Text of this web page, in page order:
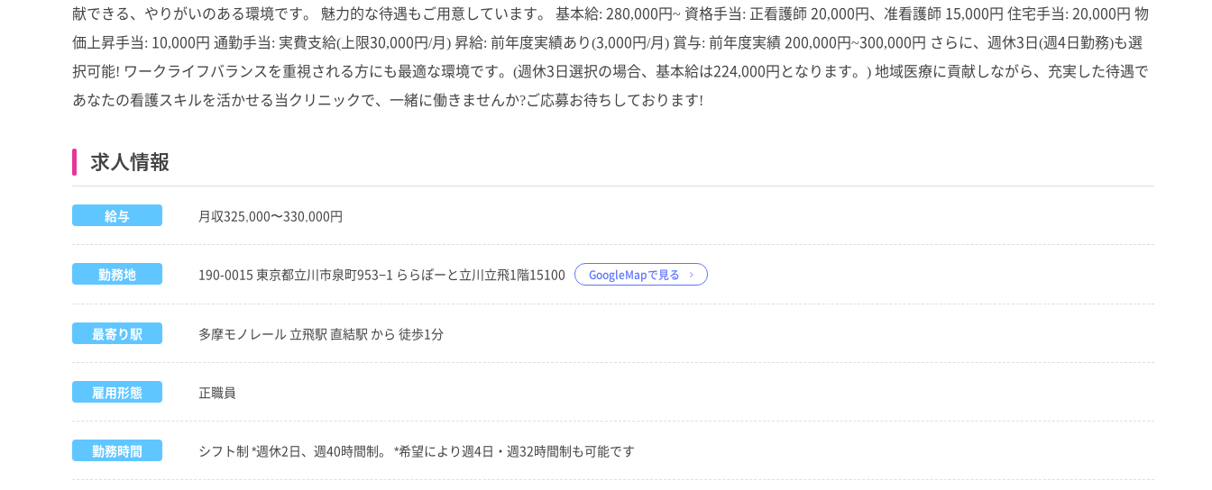
献できる、やりがいのある環境です。 魅力的な待遇もご用意しています。 基本給: 280,000円~ 資格手当: 正看護師 20,000円、准看護師 15,000円 住宅手当: 20,000円 物
価上昇手当: 10,000円 通勤手当: 実費支給(上限30,000円/月) 昇給: 前年度実績あり(3,000円/月) 賞与: 前年度実績 200,000円~300,000円 さらに、週休3日(週4日勤務)も選
択可能! ワークライフバランスを重視される方にも最適な環境です。(週休3日選択の場合、基本給は224,000円となります。) 地域医療に貢献しながら、充実した待遇で
あなたの看護スキルを活かせる当クリニックで、一緒に働きませんか?ご応募お待ちしております!
求人情報
給与 月収325,000〜330,000円
勤務地 190-0015 東京都立川市泉町953−1 ららぽーと立川立飛1階15100 GoogleMapで見る
最寄り駅 多摩モノレール 立飛駅 直結駅 から 徒歩1分
雇用形態 正職員
勤務時間 シフト制 *週休2日、週40時間制。 *希望により週4日・週32時間制も可能です